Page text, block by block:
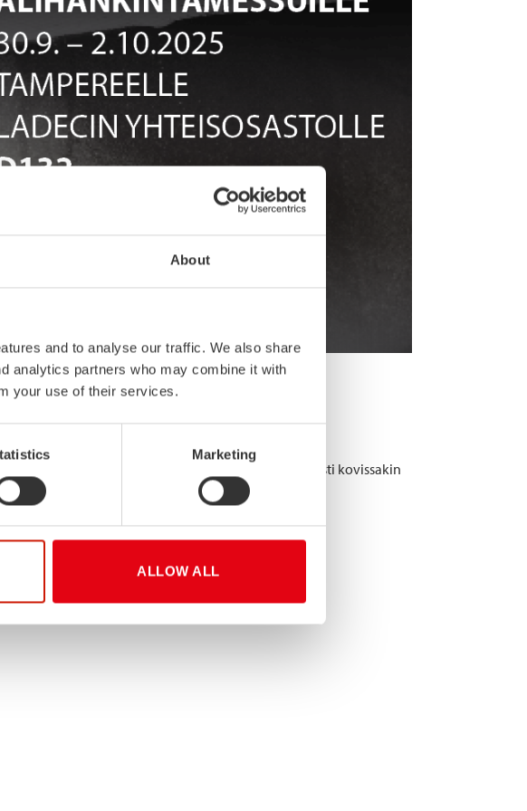
About
and to analyse our traffic. We also share
analytics partners who may combine it with
your use of their services.
Marketing
ALLOW ALL
Tampereella 30.9.–2.10.2025
kestävät korroosiota ja toimivat huoltovapaasti kovissakin
tarpeisiin.